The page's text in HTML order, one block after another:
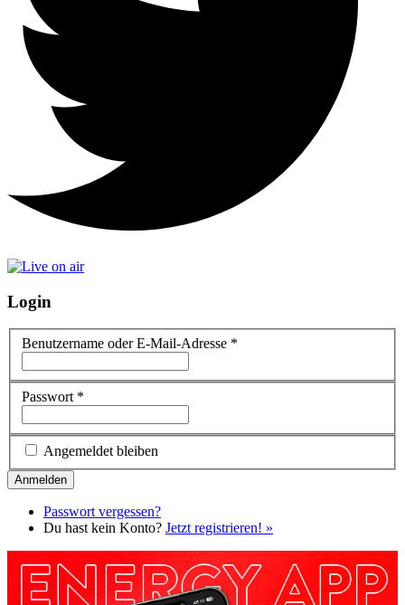
Login
Benutzername oder E-Mail-Adresse *
Passwort *
Angemeldet bleiben
Passwort vergessen?
Du hast kein Konto? Jetzt registrieren! »